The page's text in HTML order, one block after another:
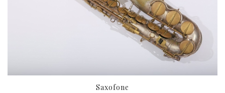
Saxofone